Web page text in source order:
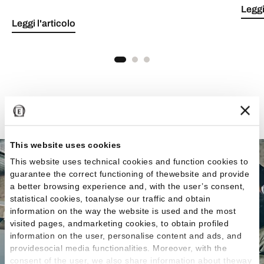
This website uses cookies
This website uses technical cookies and function cookies to
guarantee the correct functioning of thewebsite and provide
a better browsing experience and, with the user’s consent,
statistical cookies, toanalyse our traffic and obtain
information on the way the website is used and the most
visited pages, andmarketing cookies, to obtain profiled
information on the user, personalise content and ads, and
providesocial media functionalities. Moreover, with the
consent of the user, we also share information about theway
Leggi l'articolo